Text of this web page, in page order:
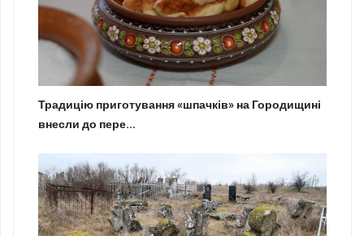
Традицію приготування «шпачків» на Городищині
внесли до пере...